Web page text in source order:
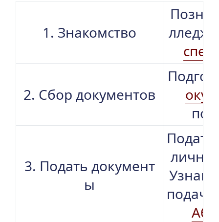
1. Знакомство
2. Сбор документов
3. Подать документ
ы
лично